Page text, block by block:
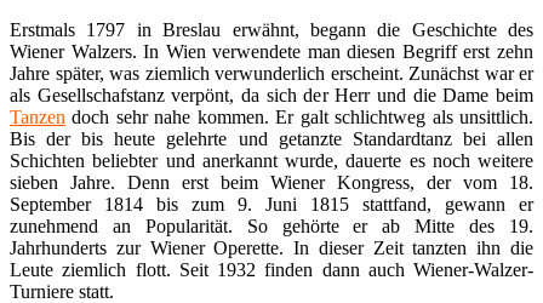
Erstmals 1797 in Breslau erwähnt, begann die Geschichte des
Wiener Walzers. In Wien verwendete man diesen Begriff erst zehn
Jahre später, was ziemlich verwunderlich erscheint. Zunächst war er
als Gesellschafstanz verpönt, da sich der Herr und die Dame beim
Tanzen doch sehr nahe kommen. Er galt schlichtweg als unsittlich.
Bis der bis heute gelehrte und getanzte Standardtanz bei allen
Schichten beliebter und anerkannt wurde, dauerte es noch weitere
sieben Jahre. Denn erst beim Wiener Kongress, der vom 18.
September 1814 bis zum 9. Juni 1815 stattfand, gewann er
zunehmend an Popularität. So gehörte er ab Mitte des 19.
Jahrhunderts zur Wiener Operette. In dieser Zeit tanzten ihn die
Leute ziemlich flott. Seit 1932 finden dann auch Wiener-Walzer-
Turniere statt.